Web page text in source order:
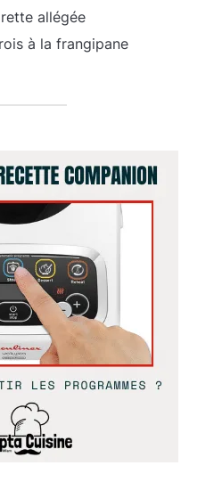
allégée
à la frangipane